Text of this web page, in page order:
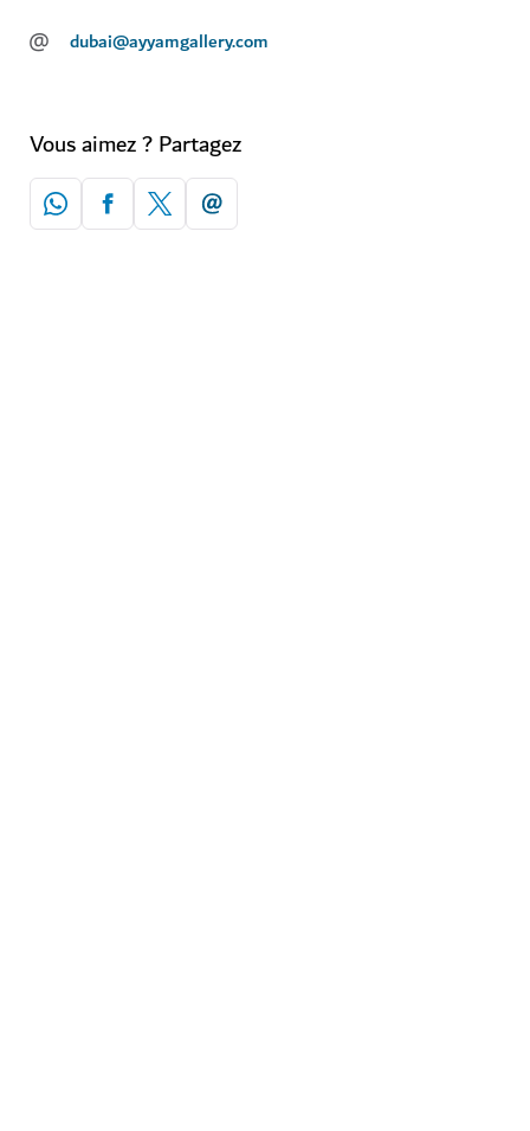
@ dubai@ayyamgallery.com
Vous aimez ? Partagez